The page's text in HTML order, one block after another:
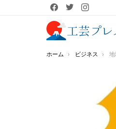
facebooktwitterinstagram
You are here:
ホーム ビジネス 地域文